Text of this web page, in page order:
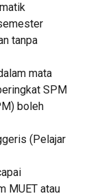
tanpa
mata
SPM
boleh
(Pelajar
MUET atau